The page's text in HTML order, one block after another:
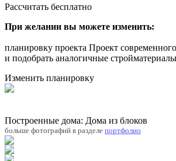
Рассчитать бесплатно
При желании вы можете изменить:
планировку проекта Проект
и подобрать аналогичные стройматериалы
Изменить планировку
Построенные дома: Дома из блоков
больше фотографий в разделе портфолио